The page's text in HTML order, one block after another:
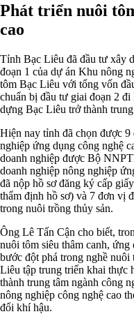
Phát triển nuôi
cao
Tỉnh Bạc Liêu đã đầu tư xây
đoạn 1 của dự án Khu nông
tôm Bạc Liêu với tổng vốn
chuẩn bị đầu tư giai đoạn 2
dựng Bạc Liêu trở thành
Hiện nay tỉnh đã chọn được
nghiệp ứng dụng công nghệ
doanh nghiệp được Bộ
doanh nghiệp nông nghiệp
đã nộp hồ sơ đăng ký cấp
thẩm định hồ sơ) và 7 đơn vị
trong nuôi trồng thủy sản.
Ông Lê Tấn Cận cho biết,
nuôi tôm siêu thâm canh, ứng
bước đột phá trong nghề nuôi
Liêu tập trung triển khai thực
thành trung tâm ngành công
nông nghiệp công nghệ cao
đổi khí hậu.